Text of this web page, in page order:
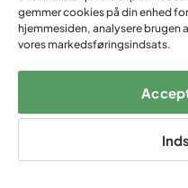
Pryd hjemmet
gemmer cookies på din enhed
hjemmesiden, analysere
vores markedsføringsindsats.